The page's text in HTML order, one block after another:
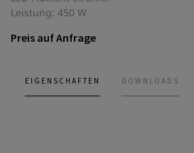
Leistung: 450 W
Preis auf Anfrage
EIGENSCHAFTEN DOWNLOADS